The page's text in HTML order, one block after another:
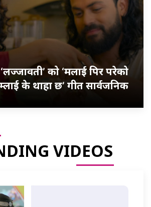
को ‘मलाई पिर परेको
के थाहा छ’ गीत सार्वजनिक
VIDEOS